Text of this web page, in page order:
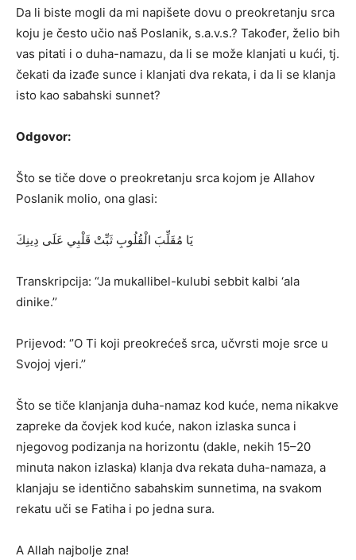
Da li biste mogli da mi napišete dovu o preokretanju srca
koju je često učio naš Poslanik, s.a.v.s.? Također, želio bih
vas pitati i o duha-namazu, da li se može klanjati u kući, tj.
čekati da izađe sunce i klanjati dva rekata, i da li se klanja
isto kao sabahski sunnet?
Odgovor:
Što se tiče dove o preokretanju srca kojom je Allahov
Poslanik molio, ona glasi:
يَا مُقَلِّبَ الْقُلُوبِ ثَبِّتْ قَلْبِي عَلَى دِينِكَ
Transkripcija: “Ja mukallibel-kulubi sebbit kalbi ‘ala
dinike.’’
Prijevod: ‘’O Ti koji preokrećeš srca, učvrsti moje srce u
Svojoj vjeri.’’
Što se tiče klanjanja duha-namaz kod kuće, nema nikakve
zapreke da čovjek kod kuće, nakon izlaska sunca i
njegovog podizanja na horizontu (dakle, nekih 15–20
minuta nakon izlaska) klanja dva rekata duha-namaza, a
klanjaju se identično sabahskim sunnetima, na svakom
rekatu uči se Fatiha i po jedna sura.
A Allah najbolje zna!